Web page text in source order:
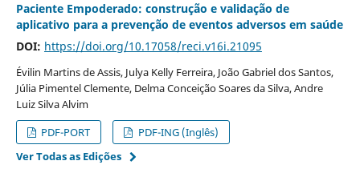
Paciente Empoderado: construção e validação de
aplicativo para a prevenção de eventos adversos em saúde
DOI: https://doi.org/10.17058/reci.v16i.21095
Évilin Martins de Assis, Julya Kelly Ferreira, João Gabriel dos Santos,
Júlia Pimentel Clemente, Delma Conceição Soares da Silva, Andre
Luiz Silva Alvim
PDF-PORT
PDF-ING (Inglês)
Ver Todas as Edições